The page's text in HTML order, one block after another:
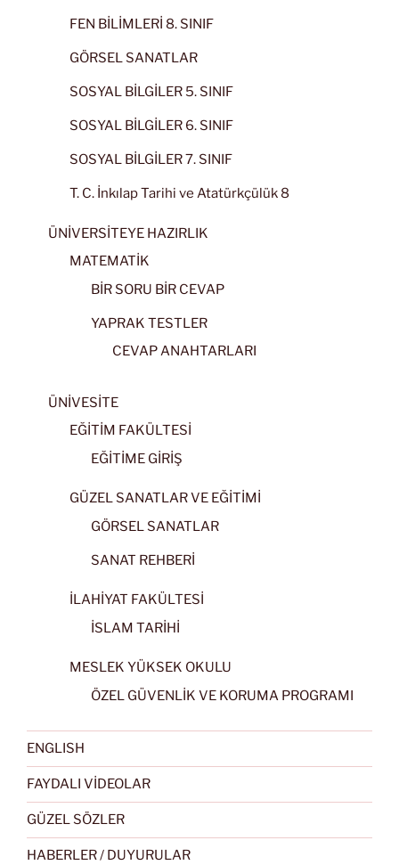
FEN BİLİMLERİ 8. SINIF
GÖRSEL SANATLAR
SOSYAL BİLGİLER 5. SINIF
SOSYAL BİLGİLER 6. SINIF
SOSYAL BİLGİLER 7. SINIF
T. C. İnkılap Tarihi ve Atatürkçülük 8
ÜNİVERSİTEYE HAZIRLIK
MATEMATİK
BİR SORU BİR CEVAP
YAPRAK TESTLER
CEVAP ANAHTARLARI
ÜNİVESİTE
EĞİTİM FAKÜLTESİ
EĞİTİME GİRİŞ
GÜZEL SANATLAR VE EĞİTİMİ
GÖRSEL SANATLAR
SANAT REHBERİ
İLAHİYAT FAKÜLTESİ
İSLAM TARİHİ
MESLEK YÜKSEK OKULU
ÖZEL GÜVENLİK VE KORUMA PROGRAMI
ENGLISH
FAYDALI VİDEOLAR
GÜZEL SÖZLER
HABERLER / DUYURULAR